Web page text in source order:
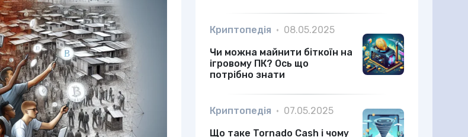
Криптопедія • 08.05.2025
Чи можна майнити біткоїн на
ігровому ПК? Ось що
потрібно знати
Криптопедія • 07.05.2025
Що таке Tornado Cash і чому